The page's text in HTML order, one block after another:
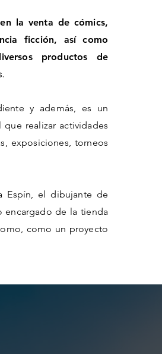
la venta de cómics,
ficción, así como
productos de
y además, es un
realizar actividades
exposiciones, torneos
Espín, el dibujante de
encargado de la tienda
como un proyecto